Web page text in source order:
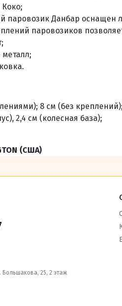
паровозик Данбар оснащен
паровозиков
8 см (без
2,4 см (колесная база);
(США)
Большакова, 25, 2 этаж